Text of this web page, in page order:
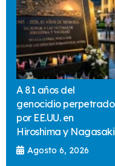
A 81 años del
genocidio perpetrado
por EE.UU. en
Hiroshima y Nagasaki
Agosto 6, 2026